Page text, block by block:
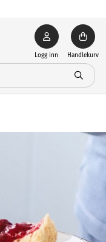
Logg inn Handlekurv